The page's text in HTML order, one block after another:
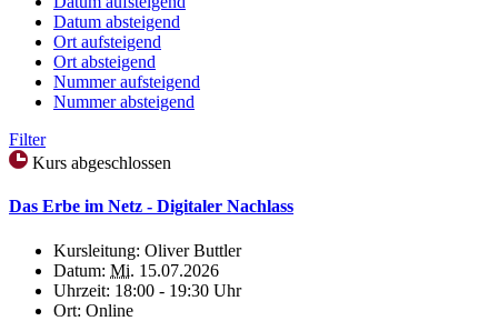
Datum absteigend
Ort aufsteigend
Ort absteigend
Nummer aufsteigend
Nummer absteigend
Filter
Kurs abgeschlossen
Das Erbe im Netz - Digitaler Nachlass
Kursleitung: Oliver Buttler
Datum: Mi. 15.07.2026
Uhrzeit: 18:00 - 19:30 Uhr
Ort: Online